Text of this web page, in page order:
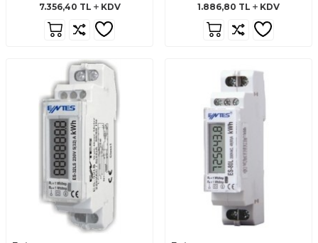
7.356,40 TL KDV 1.886,80 TL KDV